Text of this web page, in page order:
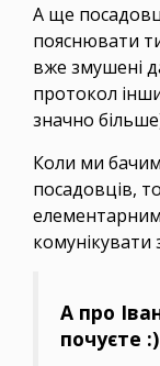
А ще
пояснювати
вже змушені
протокол
значно
Коли ми
посадовців,
А про
почуєте